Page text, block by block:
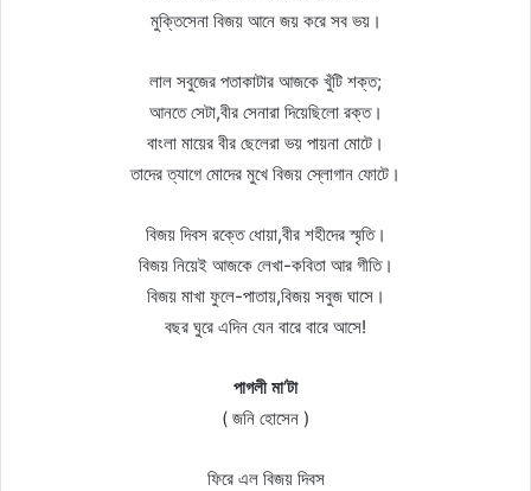
মুক্তিসেনা বিজয় আনে জয় করে সব ভয়।
লাল সবুজের পতাকাটার আজকে খুঁটি শক্ত;
আনতে সেটা,বীর সেনারা দিয়েছিলো রক্ত।
বাংলা মায়ের বীর ছেলেরা ভয় পায়না মোটে।
তাদের ত্যাগে মোদের মুখে বিজয় স্লোগান ফোটে।
বিজয় দিবস রক্তে ধোয়া,বীর শহীদের স্মৃতি।
বিজয় নিয়েই আজকে লেখা-কবিতা আর গীতি।
বিজয় মাখা ফুলে-পাতায়,বিজয় সবুজ ঘাসে।
বছর ঘুরে এদিন যেন বারে বারে আসে!
পাগলী মা’টা
( জনি হোসেন )
ফিরে এল বিজয় দিবস